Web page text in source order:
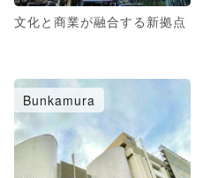
文化と商業が融合する新拠点
Bunkamura